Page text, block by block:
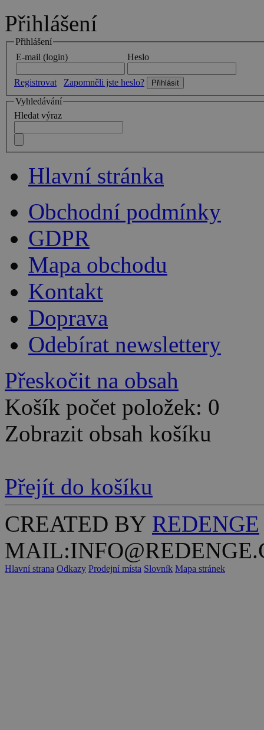
Přihlášení
Přihlášení
E-mail (login)
Heslo
Registrovat
Zapomněli jste heslo?
Vyhledávání
Hledat výraz
Hlavní stránka
Obchodní podmínky
GDPR
Mapa obchodu
Kontakt
Doprava
Odebírat newslettery
Přeskočit na obsah
Košík počet položek: 0
Zobrazit obsah košíku
Přejít do košíku
CREATED BY REDENGE
Hlavní strana Odkazy Prodejní místa Slovník Mapa stránek